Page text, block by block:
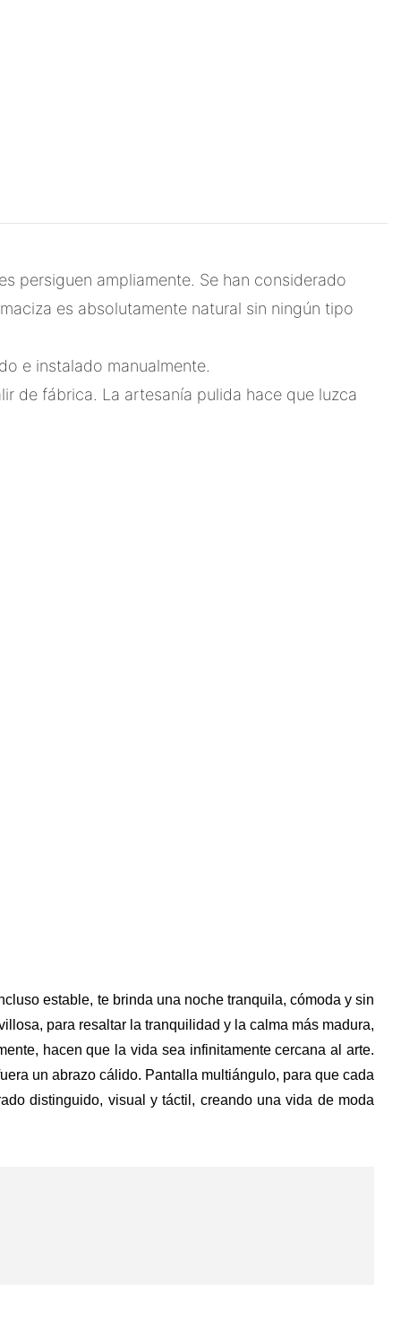
persiguen ampliamente. Se han considerado
es absolutamente natural sin ningún tipo
e instalado manualmente.
de fábrica. La artesanía pulida hace que luzca
estable, te brinda una noche tranquila, cómoda y sin
para resaltar la tranquilidad y la calma más madura,
hacen que la vida sea infinitamente cercana al arte.
un abrazo cálido. Pantalla multiángulo, para que cada
distinguido, visual y táctil, creando una vida de moda